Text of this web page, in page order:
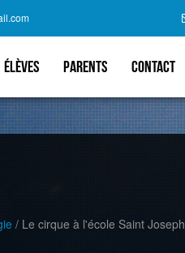
élèves parents Contact
/ Le cirque à l'école Saint Joseph